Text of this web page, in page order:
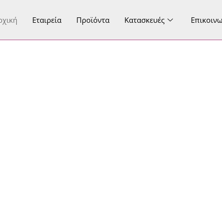
Εταιρεία Προϊόντα Κατασκευές